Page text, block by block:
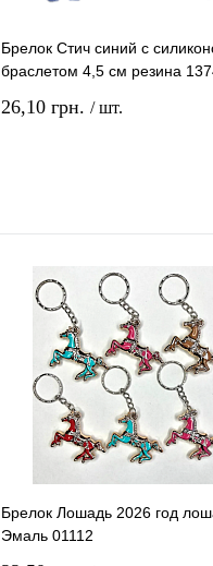
Брелок Стич синий с
браслетом 4,5 см резина
26,10 грн. / шт.
В избранное
наличии
Брелок Лошадь 2026 год
Эмаль 01112